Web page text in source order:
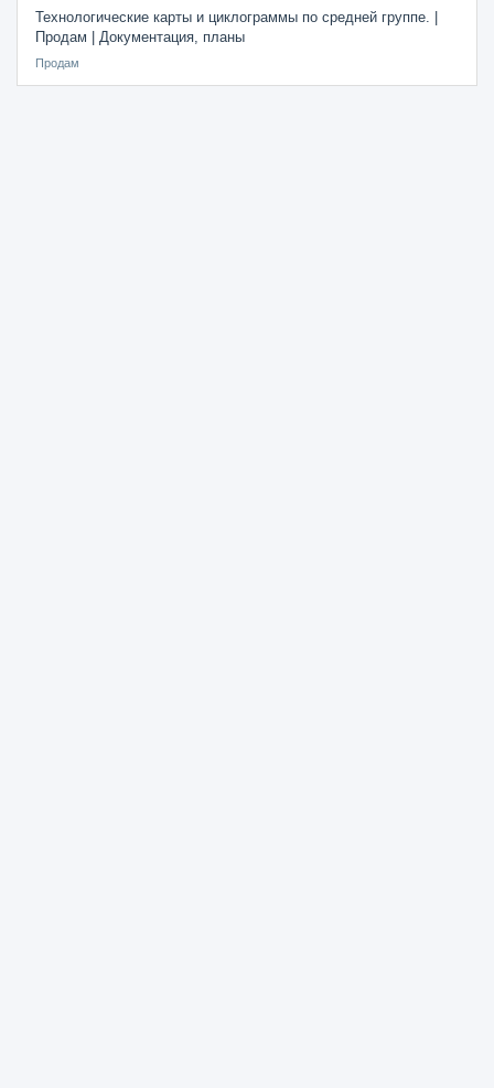
Технологические карты и циклограммы по средней группе. |
Продам | Документация, планы
Продам